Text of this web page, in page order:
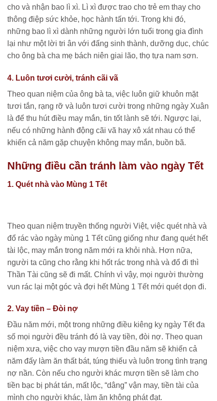
cho và nhận bao lì xì. Lì xì được trao cho trẻ em thay cho
thông điệp sức khỏe, học hành tấn tới. Trong khi đó,
những bao lì xì dành những người lớn tuổi trong gia đình
lại như một lời tri ân với đấng sinh thành, dưỡng dục, chúc
cho ông bà cha mẹ bách niên giai lão, thọ tựa nam sơn.
4. Luôn tươi cười, tránh cãi vã
Theo quan niệm của ông bà ta, việc luôn giữ khuôn mặt
tươi tắn, rạng rỡ và luôn tươi cười trong những ngày Xuân
là để thu hút điều may mắn, tin tốt lành sẽ tới. Ngược lại,
nếu có những hành động cãi vã hay xô xát nhau có thể
khiến cả năm gặp chuyện không may mắn, buồn bã.
Những điều cần tránh làm vào ngày Tết
1. Quét nhà vào Mùng 1 Tết
Theo quan niệm truyền thống người Việt, việc quét nhà và
đổ rác vào ngày mùng 1 Tết cũng giống như đang quét hết
tài lộc, may mắn trong năm mới ra khỏi nhà. Hơn nữa,
người ta cũng cho rằng khi hốt rác trong nhà và đổ đi thì
Thần Tài cũng sẽ đi mất. Chính vì vậy, mọi người thường
vun rác lại một góc và đợi hết Mùng 1 Tết mới quét dọn đi.
2. Vay tiền – Đòi nợ
Đầu năm mới, một trong những điều kiêng kỵ ngày Tết đa
số mọi người đều tránh đó là vay tiền, đòi nợ. Theo quan
niệm xưa, việc cho vay mượn tiền đầu năm sẽ khiến cả
năm đấy làm ăn thất bát, túng thiếu và luôn trong tình trạng
nợ nần. Còn nếu cho người khác mượn tiền sẽ làm cho
tiền bạc bị phát tán, mất lộc, “dâng” vận may, tiền tài của
mình cho người khác, làm ăn không phát đạt.